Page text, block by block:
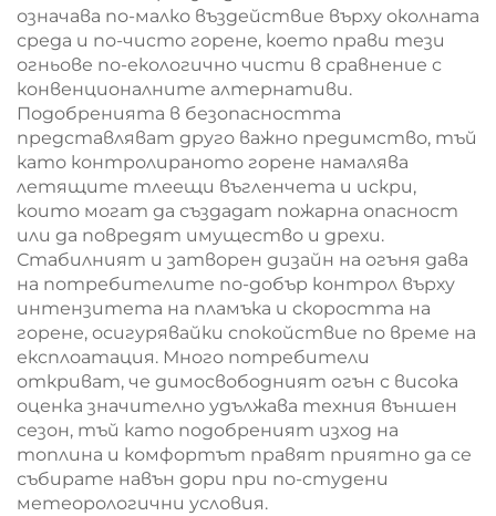
означава по-малко въздействие върху околната
среда и по-чисто горене, което прави тези
огньове по-екологично чисти в сравнение с
конвенционалните алтернативи.
Подобренията в безопасността
представляват друго важно предимство, тъй
като контролираното горене намалява
летящите тлеещи въгленчета и искри,
които могат да създадат пожарна опасност
или да повредят имущество и дрехи.
Стабилният и затворен дизайн на огъня дава
на потребителите по-добър контрол върху
интензитета на пламъка и скоростта на
горене, осигурявайки спокойствие по време на
експлоатация. Много потребители
откриват, че димосвободният огън с висока
оценка значително удължава техния външен
сезон, тъй като подобреният изход на
топлина и комфортът правят приятно да се
събирате навън дори при по-студени
метеорологични условия.